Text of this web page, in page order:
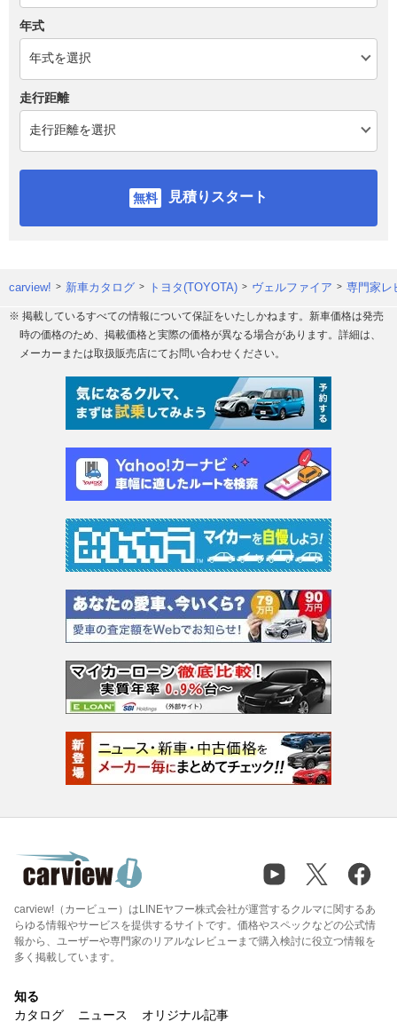
年式
走行距離
見積りスタート
carview! 新車カタログ トヨタ(TOYOTA) ヴェルファイア 専門家レ
※ 掲載しているすべての情報について保証をいたしかねます。新車価格は発売
時の価格のため、掲載価格と実際の価格が異なる場合があります。詳細は、
メーカーまたは取扱販売店にてお問い合わせください。
carview!（カービュー）はLINEヤフー株式会社が運営するクルマに関するあ
らゆる情報やサービスを提供するサイトです。価格やスペックなどの公式情
報から、ユーザーや専門家のリアルなレビューまで購入検討に役立つ情報を
多く掲載しています。
知る
カタログ
ニュース オリジナル記事